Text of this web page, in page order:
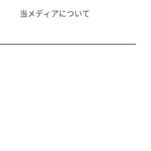
当メディアについて